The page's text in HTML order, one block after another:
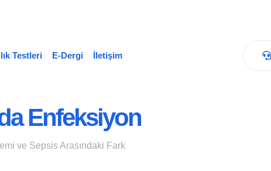
Testleri E-Dergi İletişim
Enfeksiyon
ve Sepsis Arasındaki Fark